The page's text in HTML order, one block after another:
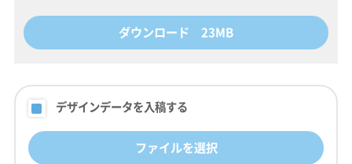
ダウンロード 23MB
デザインデータを入稿する
ファイルを選択